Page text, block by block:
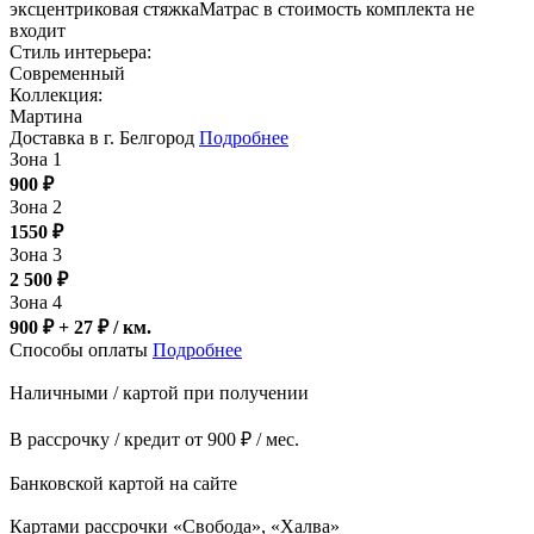
эксцентриковая стяжкаМатрас в стоимость комплекта не
входит
Стиль интерьера:
Современный
Коллекция:
Мартина
Доставка в г. Белгород Подробнее
Зона 1
900 ₽
Зона 2
1550 ₽
Зона 3
2 500 ₽
Зона 4
900 ₽ + 27 ₽/ км.
Способы оплаты Подробнее
Наличными / картой при получении
В рассрочку / кредит от 900 ₽ / мес.
Банковской картой на сайте
Картами рассрочки «Свобода», «Халва»